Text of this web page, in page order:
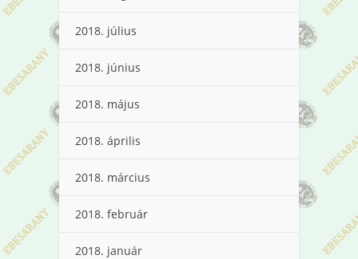
2018. július
2018. június
2018. május
2018. április
2018. március
2018. február
2018. január